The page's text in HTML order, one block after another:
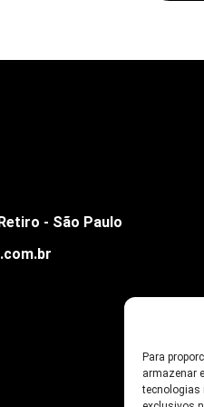
Para
armazenar
tecnologias
- São Paulo